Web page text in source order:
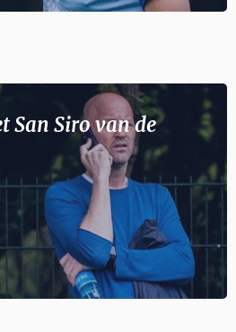
San Siro van de